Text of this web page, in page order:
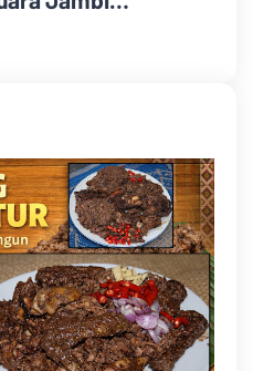
Tegaskan Peserta